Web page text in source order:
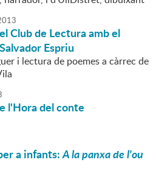
Club de Lectura amb el
Espriu
i lectura de poemes a càrrec de
l'Hora del conte
a infants:A la panxa de l'ou